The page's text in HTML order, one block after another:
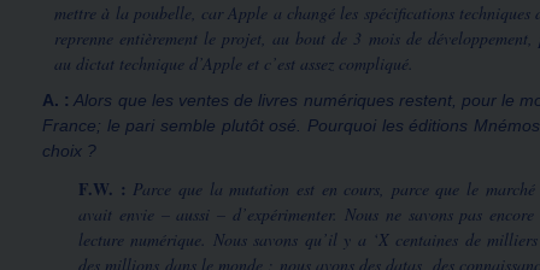
mettre à la poubelle, car Apple a changé les spécifications
reprenne entièrement le projet, au bout de 3 mois de
au dictat technique d’Apple et c’est assez compliqué.
A. : Alors que les ventes de livres numériques restent, pour le
France; le pari semble plutôt osé. Pourquoi les éditions
choix ?
F.W. : Parce que la mutation est en cours, parce que le
avait envie – aussi – d’expérimenter. Nous ne savons pas
lecture numérique. Nous savons qu’il y a ‘X centaines de
des millions dans le monde ; nous avons des datas, des